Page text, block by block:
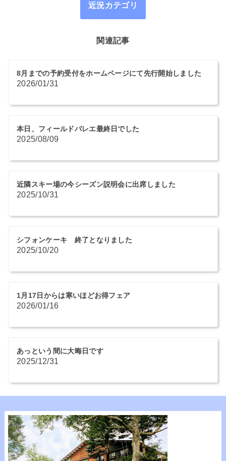
近況カテゴリ
関連記事
8月までの予約受付をホームページにて先行開始しました
2026/01/31
本日、フィールドバレエ最終日でした
2025/08/09
近隣スキー場の今シーズン説明会に出席しました
2025/10/31
シフォンケーキ 終了となりました
2025/10/20
1月17日からは寒いほどお得フェア
2026/01/16
あっという間に大晦日です
2025/12/31